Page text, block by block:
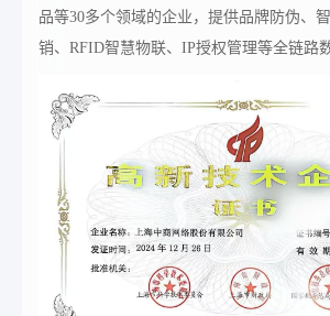
品等30多个领域的企业，提供品牌防伪、
销、RFID智慧物联、IP授权管理等全链路